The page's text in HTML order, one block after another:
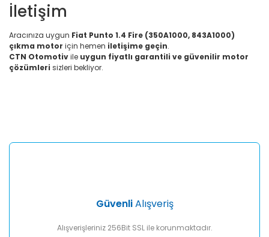
İletişim
Aracınıza uygun Fiat Punto 1.4 Fire (350A1000, 843A1000)
çıkma motor için hemen iletişime geçin.
CTN Otomotivile uygun fiyatlı garantili ve güvenilir motor
çözümleri sizleri bekliyor.
Yorum Yaz
Ürün fiyatı diğer sitelerden daha pahalı.
GüvenliAlışveriş
Alışverişleriniz 256Bit SSL ile korunmaktadır.